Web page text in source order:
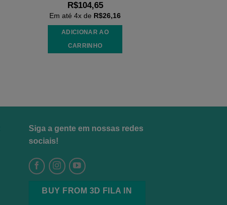
R$104,65
Em até 4x de R$26,16
ADICIONAR AO
CARRINHO
Siga a gente em nossas redes
sociais!
BUY FROM 3D FILA IN